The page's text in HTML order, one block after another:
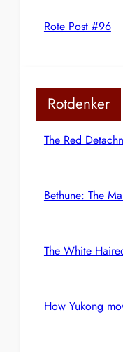
Rote Post #96
Rotdenker
The Red
Bethune: The
The White
How Yukong